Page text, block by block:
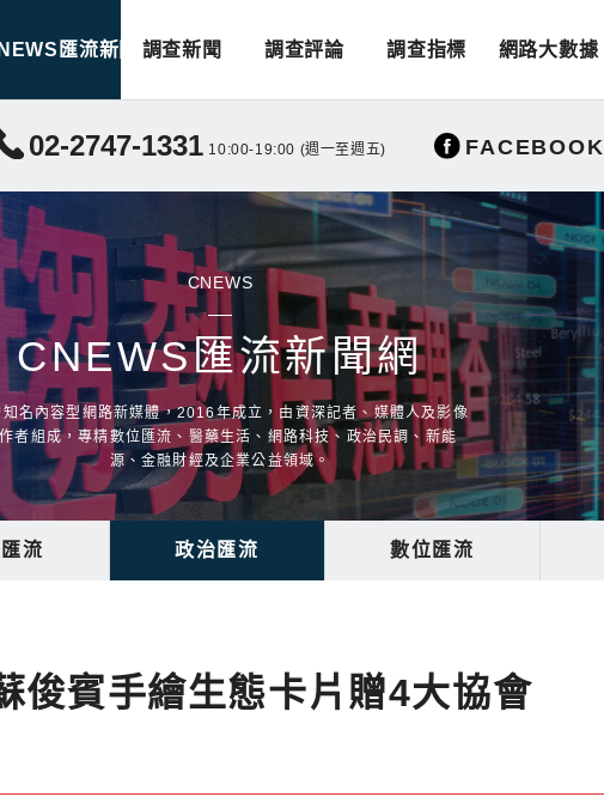
匯流新聞 調查新聞 調查評論 調查指標 網路大數據
02-2747-1331 10:00-19:00 (週一至週五) FACEBOOK
CNEWS
CNEWS匯流新聞網
知名內容型網路新媒體，2016年成立，由資深記者、媒體人及影像
者組成，專精數位匯流、醫藥生活、網路科技、政治民調、新能
源、金融財經及企業公益領域。
流 政治匯流 數位匯流
賓手繪生態卡片贈4大協會